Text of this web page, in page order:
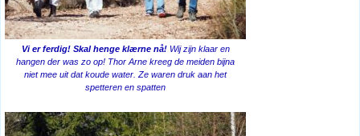
Vi er ferdig! Skal henge klærne nå!Wij zijn klaar en
hangen der was zo op! Thor Arne kreeg de meiden bijna
niet mee uit dat koude water. Ze waren druk aan het
spetteren en spatten